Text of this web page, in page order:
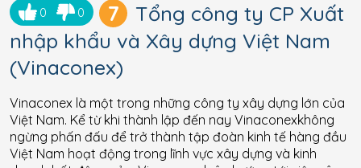
0 0 7
Tổng công ty CP Xuất
nhập khẩu và Xây dựng Việt Nam
(Vinaconex)
Vinaconex là một trong những công ty xây dựng lớn của
Việt Nam. Kể từ khi thành lập đến nay Vinaconexkhông
ngừng phấn đấu để trở thành tập đoàn kinh tế hàng đầu
Việt Nam hoạt động trong lĩnh vực xây dựng và kinh